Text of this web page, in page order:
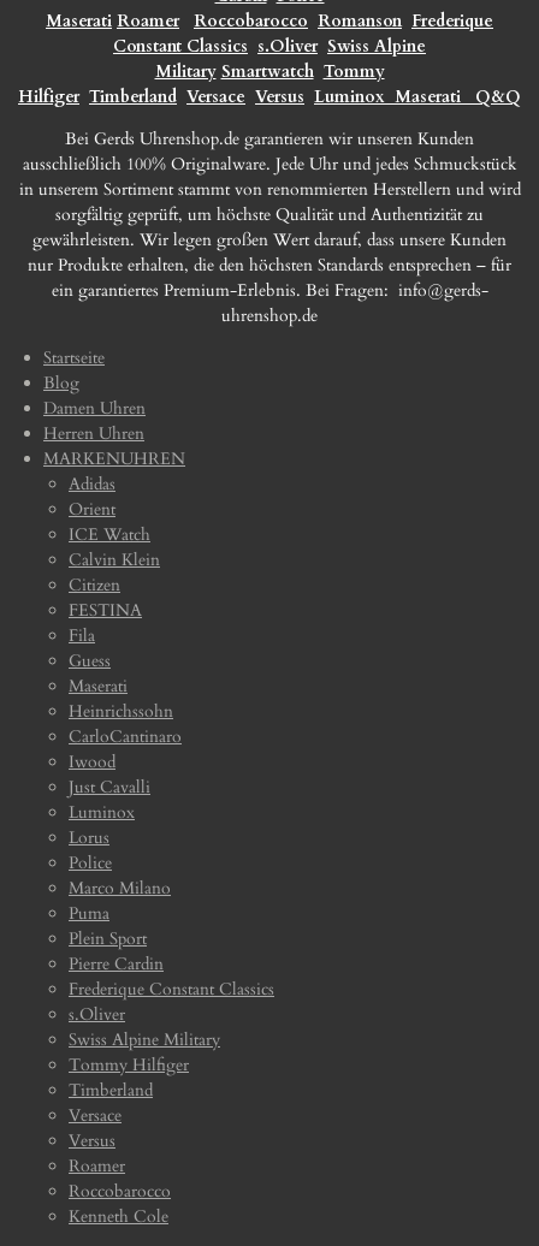
Maserati Roamer Roccobarocco Romanson Frederique
Constant Classics s.Oliver Swiss Alpine
Military Smartwatch Tommy
Hilfiger Timberland Versace Versus Luminox Maserati
Q&Q
Bei Gerds Uhrenshop.de garantieren wir unseren Kunden
ausschließlich 100% Originalware. Jede Uhr und jedes Schmuckstück
in unserem Sortiment stammt von renommierten Herstellern und wird
sorgfältig geprüft, um höchste Qualität und Authentizität zu
gewährleisten. Wir legen großen Wert darauf, dass unsere Kunden
nur Produkte erhalten, die den höchsten Standards entsprechen – für
ein garantiertes Premium-Erlebnis. Bei Fragen: info@gerds-
uhrenshop.de
Startseite
Blog
Damen Uhren
Herren Uhren
MARKENUHREN
Adidas
Orient
ICE Watch
Calvin Klein
Citizen
FESTINA
Fila
Guess
Maserati
Heinrichssohn
CarloCantinaro
Iwood
Just Cavalli
Luminox
Lorus
Police
Marco Milano
Puma
Plein Sport
Pierre Cardin
Frederique Constant Classics
s.Oliver
Swiss Alpine Military
Tommy Hilfiger
Timberland
Versace
Versus
Roamer
Roccobarocco
Kenneth Cole